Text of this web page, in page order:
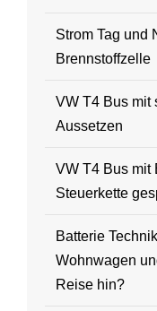
Strom Tag und
Brennstoffzelle
VW T4 Bus mit
Aussetzen
VW T4 Bus mit
Steuerkette
Batterie
Wohnwagen
Reise hin?